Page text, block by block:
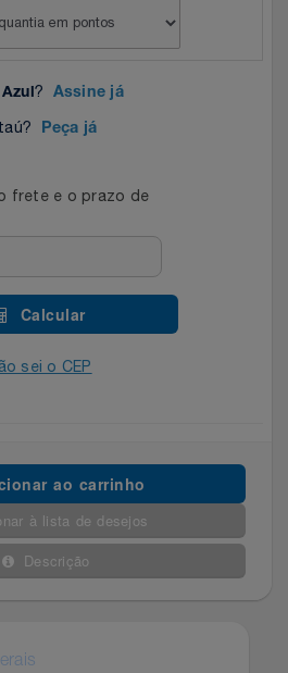
Azul? Assine já
Peça já
frete e o prazo de
Calcular
sei o CEP
ao carrinho
à lista de desejos
Descrição